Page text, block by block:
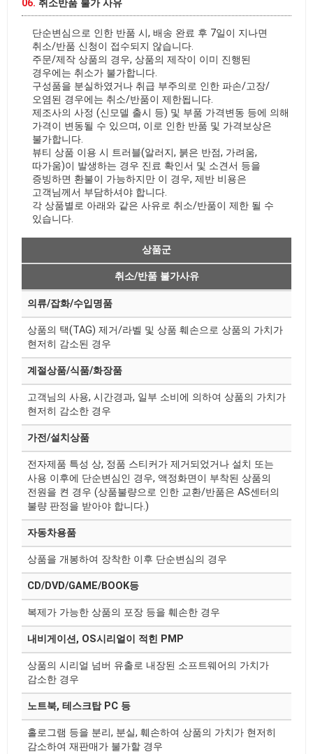
06. 취소반품 불가 사유
단순변심으로 인한 반품 시, 배송 완료 후 7일이 지나면
취소/반품 신청이 접수되지 않습니다.
주문/제작 상품의 경우, 상품의 제작이 이미 진행된
경우에는 취소가 불가합니다.
구성품을 분실하였거나 취급 부주의로 인한 파손/고장/
오염된 경우에는 취소/반품이 제한됩니다.
제조사의 사정 (신모델 출시 등) 및 부품 가격변동 등에 의해
가격이 변동될 수 있으며, 이로 인한 반품 및 가격보상은
불가합니다.
뷰티 상품 이용 시 트러블(알러지, 붉은 반점, 가려움,
따가움)이 발생하는 경우 진료 확인서 및 소견서 등을
증빙하면 환불이 가능하지만 이 경우, 제반 비용은
고객님께서 부담하셔야 합니다.
각 상품별로 아래와 같은 사유로 취소/반품이 제한 될 수
있습니다.
상품군
취소/반품 불가사유
의류/잡화/수입명품
상품의 택(TAG) 제거/라벨 및 상품 훼손으로 상품의 가치가
현저히 감소된 경우
계절상품/식품/화장품
고객님의 사용, 시간경과, 일부 소비에 의하여 상품의 가치가
현저히 감소한 경우
가전/설치상품
전자제품 특성 상, 정품 스티커가 제거되었거나 설치 또는
사용 이후에 단순변심인 경우, 액정화면이 부착된 상품의
전원을 켠 경우 (상품불량으로 인한 교환/반품은 AS센터의
불량 판정을 받아야 합니다.)
자동차용품
상품을 개봉하여 장착한 이후 단순변심의 경우
CD/DVD/GAME/BOOK등
복제가 가능한 상품의 포장 등을 훼손한 경우
내비게이션, OS시리얼이 적힌 PMP
상품의 시리얼 넘버 유출로 내장된 소프트웨어의 가치가
감소한 경우
노트북, 테스크탑 PC 등
홀로그램 등을 분리, 분실, 훼손하여 상품의 가치가 현저히
감소하여 재판매가 불가할 경우